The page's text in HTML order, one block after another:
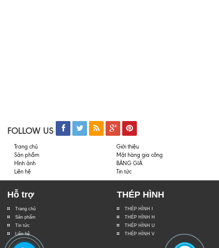
FOLLOW US
Trang chủ
Giới thiệu
Sản phẩm
Mặt hàng gia công
Hình ảnh
BẢNG GIÁ
Liên hệ
Tin tức
Hỗ trợ
Trang chủ
Sản phẩm
Tin tức
Liên hệ
THÉP HÌNH
THÉP HÌNH I
THÉP HÌNH H
THÉP HÌNH U
THÉP HÌNH V